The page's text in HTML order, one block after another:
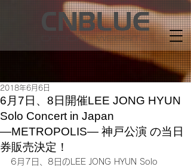
6月7日、8日開催LEE JONG HYUN
Solo Concert in Japan
―METROPOLIS― 神戸公演 の当日
券販売決定！
2018年6月6日
6月7日、8日のLEE JONG HYUN Solo